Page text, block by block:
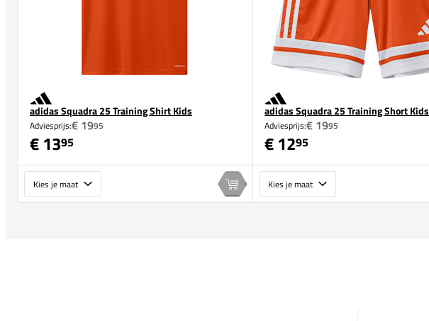
adidas Squadra 25 Training Shirt Kids
Adviesprijs:€ 1995
€ 1395
In winkelwagen
adidas Squadra 25 Training Short Kids
Adviesprijs:€ 1995
€ 1295